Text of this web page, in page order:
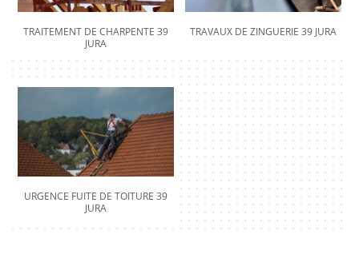
TRAITEMENT DE CHARPENTE 39
JURA
TRAVAUX DE ZINGUERIE 39 JURA
URGENCE FUITE DE TOITURE 39
JURA